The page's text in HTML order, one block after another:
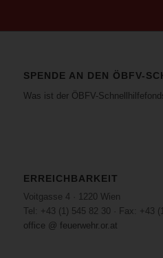
SPENDE AN DEN ÖBFV-
Was ist der ÖBFV-
ERREICHBARKEIT
Voitgasse 4 · 1220 Wien
Tel: +43 (1) 545 82 30 · Fax: +43
office @ feuerwehr.or.at